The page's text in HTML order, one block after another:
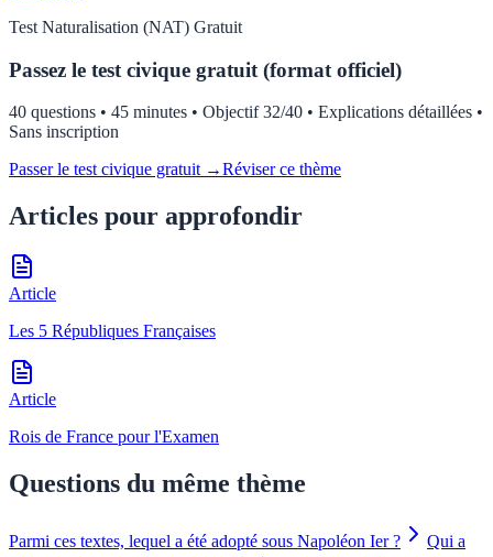
Test Naturalisation (NAT) Gratuit
Passez le test civique gratuit (format officiel)
40 questions • 45 minutes • Objectif 32/40 • Explications détaillées •
Sans inscription
Passer le test civique gratuit →Réviser ce thème
Articles pour approfondir
Article
Les 5 Républiques Françaises
Article
Rois de France pour l'Examen
Questions du même thème
Parmi ces textes, lequel a été adopté sous Napoléon Ier ?
Qui a